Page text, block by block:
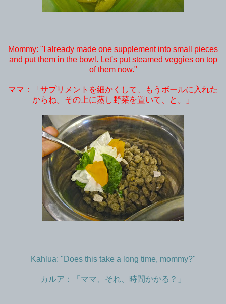
Mommy: "I already made one supplement into small pieces
and put them in the bowl. Let's put steamed veggies on top
of them now."
ママ：「サプリメントを細かくして、もうボールに入れた
からね。その上に蒸し野菜を置いて、と。」
Kahlua: "Does this take a long time, mommy?"
カルア：「ママ、それ、時間かかる？」